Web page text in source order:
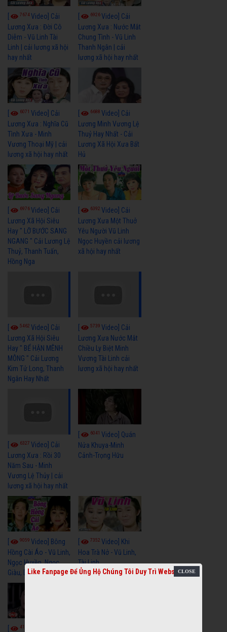
7674Video] Cải
Lương Xưa : Đời Cô
Diễm - Vũ Linh Tài
Linh | cải lương xã hội
hay nhất
6926Video] Cải
Lương Xưa : Nước Mắt
Chung Tình - Vũ Linh
Thanh Ngân | cải
lương xã hội hay nhất
6071 Video] Cải
Lương Xưa : Nghĩa Cũ
Tình Xưa - Minh
Vương Thoại Mỹ | cải
lương xã hội hay nhất
6688Video] Cải
Lương Minh Vương Lệ
Thuỷ Hay Nhất - Cải
Lương Xã Hội Xưa Bất
Hủ
6976Video] Cải
Lương Xã Hội Siêu
Hay " LỠ BƯỚC SANG
NGANG " Cải Lương Lệ
Thuỷ, Thanh Tuấn,
Hồng Nga
6392Video] Cải
Lương Xưa Một Thuở
Yêu Người Vũ Linh
Ngọc Huyền cải lương
xã hội hay nhất
5462 Video] Cải
Lương Xã Hội Siêu
Hay " BỂ HẬN MÊNH
MÔNG " Cải Lương
Kim Tử Long, Thanh
Ngân Hay Nhất
5739Video] Cải
Lương Xưa Nước Mắt
Chiều Ly Biệt Minh
Vương Tài Linh cải
lương xã hội hay nhất
6327 Video] Cải
Lương Xưa : Rồi 30
Năm Sau - Minh
Vương Lệ Thủy | cải
lương xã hội hay nhất
6041Video] Quán
Nửa Khuya-Minh
Cảnh-Trọng Hữu
9059 Video] Bông
Hồng Cài Áo - Vũ Linh,
Ngọc Huyền, Ngọc
Giàu, Diệp Lang
7352Video] Khi
Hoa Trà Nở - Vũ Linh,
Tài Linh
4110
Like Fanpage Để Ủng Hộ Chúng Tôi Duy Trì Website